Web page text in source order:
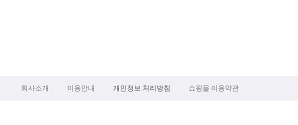
회사소개 이용안내 개인정보 처리방침 쇼핑몰 이용약관